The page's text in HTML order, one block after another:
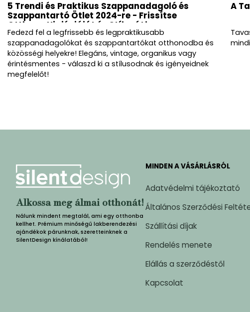
5 Trendi és Praktikus Szappanadagoló és
Szappantartó Ötlet 2024-re - Frissítse
Otthona Higiéniáját és Stílusát!
Fedezd fel a legfrissebb és legpraktikusabb
szappanadagolókat és szappantartókat otthonodba és
közösségi helyekre! Elegáns, vintage, organikus vagy
érintésmentes - válaszd ki a stílusodnak és igényeidnek
megfelelőt!
A
Alkossa meg álmai otthonát!
Nálunk mindent megtalál, ami egy otthonba
kellhet. Prémium minőségű lakberendezési
ajándékok párunknak, szeretteinknek a
SilentDesign kínálatából!
MINDEN A VÁSÁRLÁSRÓL
Adatvédelmi tájékoztató
Általános Szerződési
Szállítási díjak
Rendelés menete
Elállás a szerződéstől
Kapcsolat